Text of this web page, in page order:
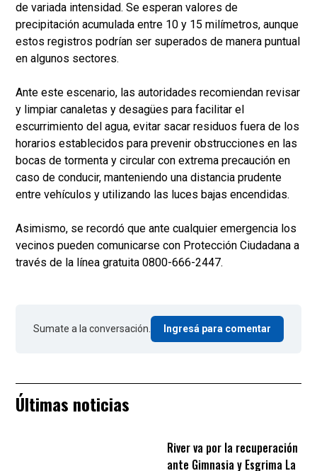
de variada intensidad. Se esperan valores de
precipitación acumulada entre 10 y 15 milímetros, aunque
estos registros podrían ser superados de manera puntual
en algunos sectores.
Ante este escenario, las autoridades recomiendan revisar
y limpiar canaletas y desagües para facilitar el
escurrimiento del agua, evitar sacar residuos fuera de los
horarios establecidos para prevenir obstrucciones en las
bocas de tormenta y circular con extrema precaución en
caso de conducir, manteniendo una distancia prudente
entre vehículos y utilizando las luces bajas encendidas.
Asimismo, se recordó que ante cualquier emergencia los
vecinos pueden comunicarse con Protección Ciudadana a
través de la línea gratuita 0800-666-2447.
Sumate a la conversación. Ingresá para comentar
Últimas noticias
River va por la recuperación
ante Gimnasia y Esgrima La